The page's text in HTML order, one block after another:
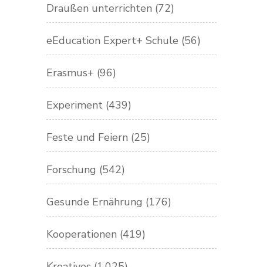
Draußen unterrichten (72)
eEducation Expert+ Schule (56)
Erasmus+ (96)
Experiment (439)
Feste und Feiern (25)
Forschung (542)
Gesunde Ernährung (176)
Kooperationen (419)